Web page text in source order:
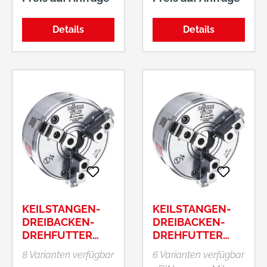
Bohr- und
Drehbacken.
Verzahnung
Details
Innenspannung
Details
KEILSTANGEN-
DREIBACKEN-
DREHFUTTER
DURO-T MIT
KURZKEGEL DIN
8 Varianten verfügbar
KEILSTANGEN-
DREIBACKEN-
DREHFUTTER
DURO-T
6 Varianten verfügbar